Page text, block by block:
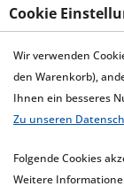
Cookie
Wir verwenden
den Warenkorb),
Ihnen ein besseres
Zu unseren
Folgende Cookies
Weitere